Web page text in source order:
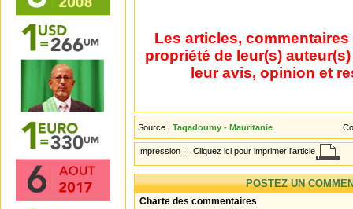
Les articles,
propriété de leur(s)
leur avis, opinion et
Source : Taqadoumy - Mauritanie
Impression : Cliquez ici pour imprimer l'article
POSTEZ UN
Charte des commentaires